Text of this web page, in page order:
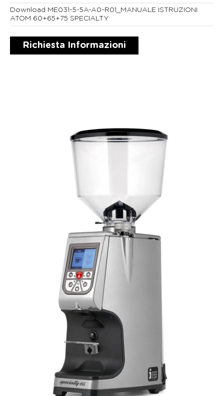
Download ME031-5-5A-A0-R01_MANUALE ISTRUZIONI
ATOM 60+65+75 SPECIALTY
Richiesta Informazioni